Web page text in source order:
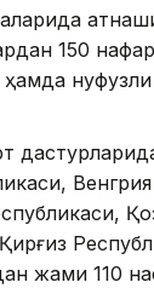
150
жами 110